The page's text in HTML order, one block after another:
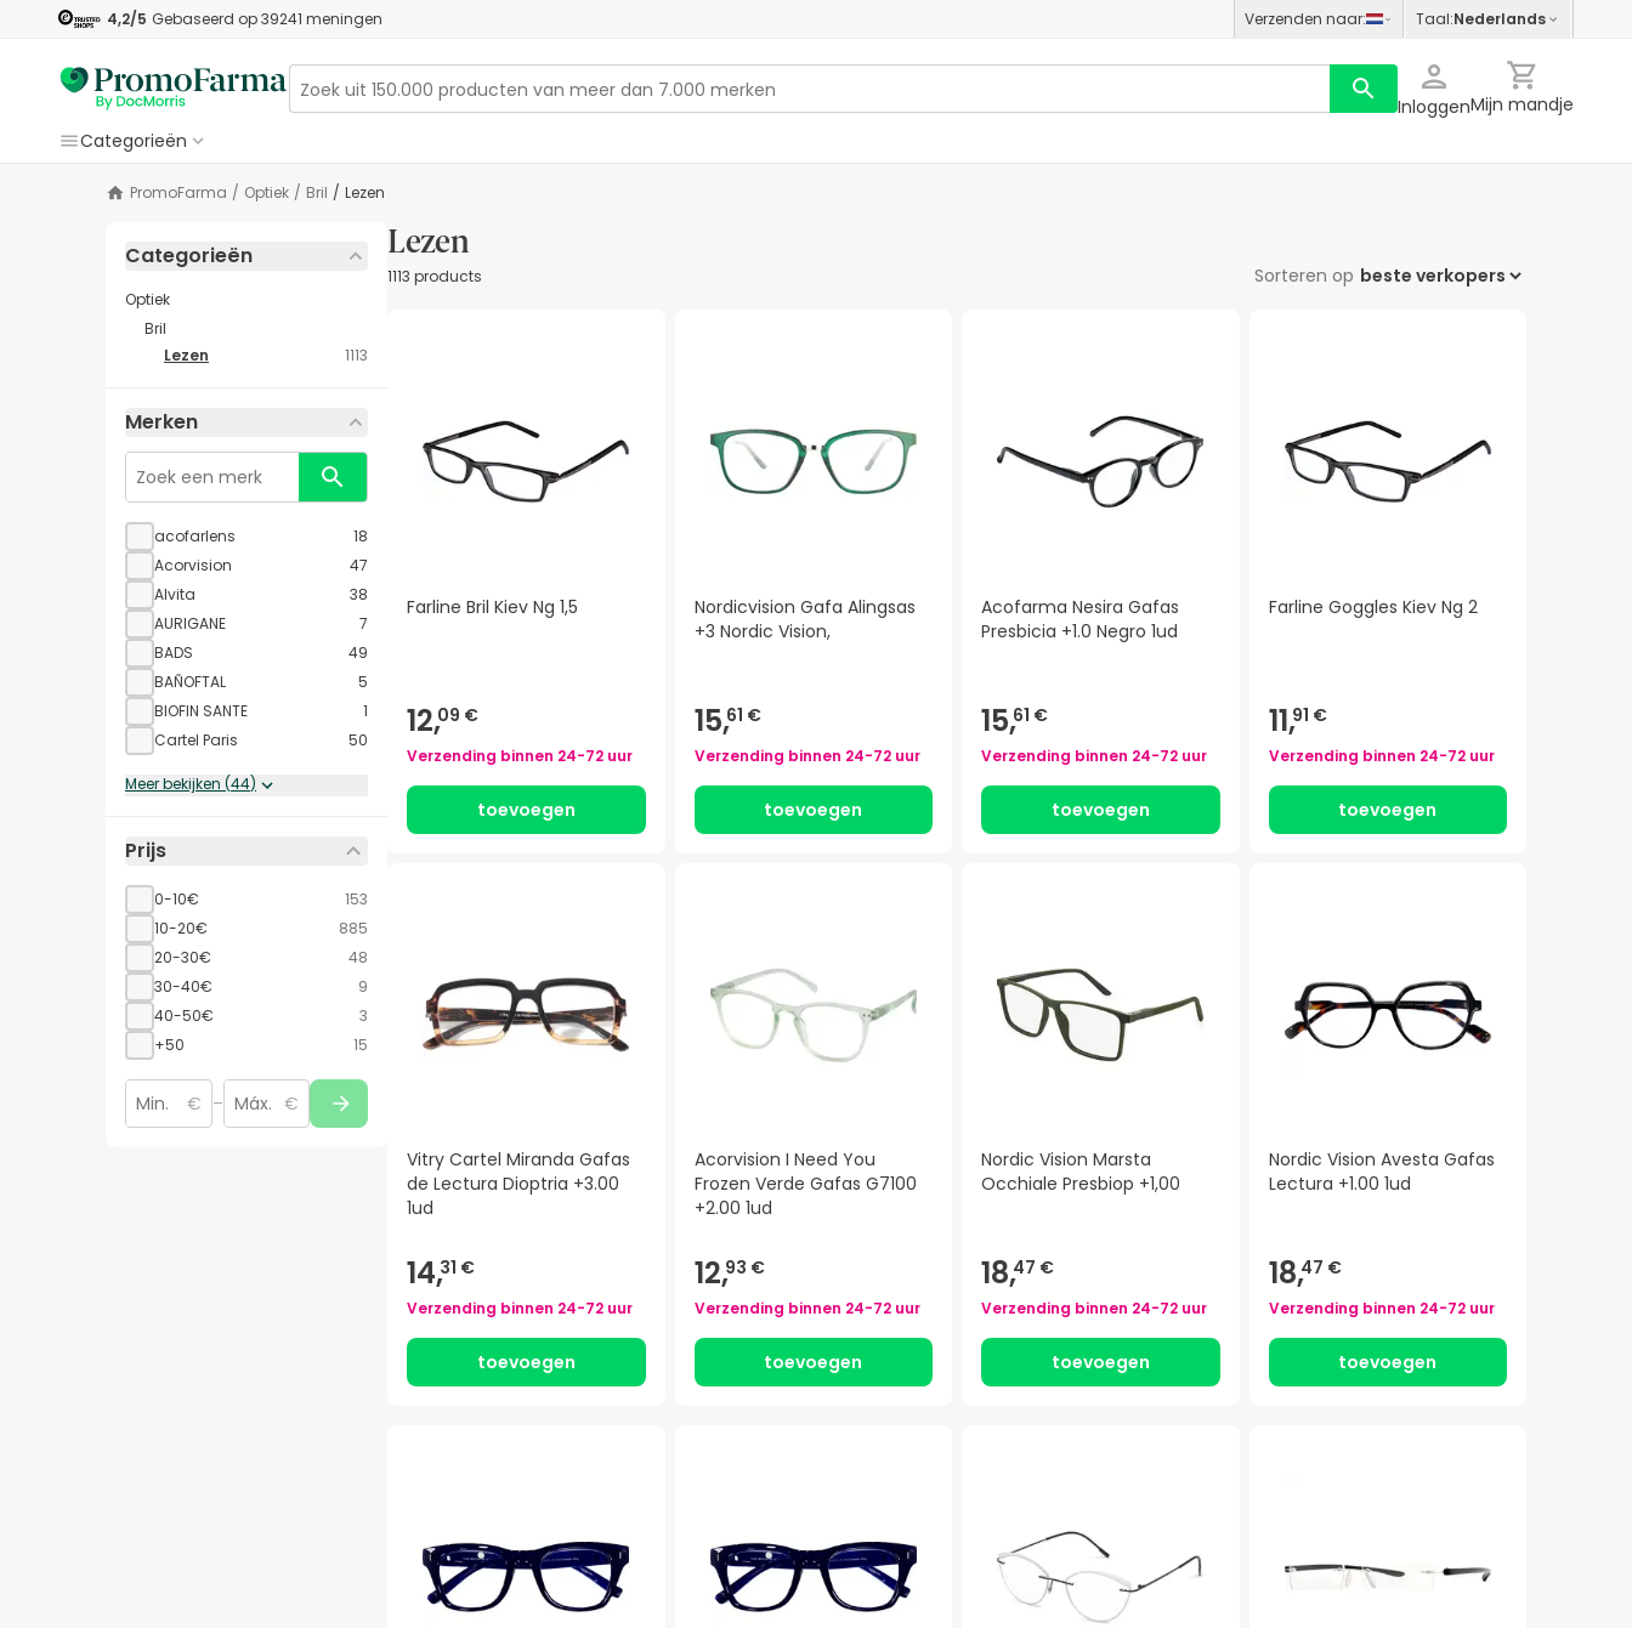
4,2/5 Gebaseerd op39241 meningen Verzenden naar: Taal:Nederlands
InloggenMijn mandje
Categorieën
PromoFarma / Optiek / Bril / Lezen
Categorieën
Optiek
Bril
Lezen
1113
Merken
acofarlens
18
Acorvision
47
Alvita
38
AURIGANE
7
BADS
49
BAÑOFTAL
5
BIOFIN SANTE
1
Cartel Paris
50
Meer bekijken (44)
Prijs
0-10€
153
10-20€
885
20-30€
48
30-40€
9
40-50€
3
+50
15
€ – €
Lezen
1113 products Sorteren op
Farline Bril Kiev Ng 1,5
12,09 €
Verzending binnen 24-72 uur
toevoegen
Nordicvision Gafa Alingsas
+3 Nordic Vision,
15,61 €
Verzending binnen 24-72 uur
toevoegen
Acofarma Nesira Gafas
Presbicia +1.0 Negro 1ud
15,61 €
Verzending binnen 24-72 uur
toevoegen
Farline Goggles Kiev Ng 2
11,91 €
Verzending binnen 24-72 uur
toevoegen
Vitry Cartel Miranda Gafas
de Lectura Dioptria +3.00
1ud
14,31 €
Verzending binnen 24-72 uur
toevoegen
Acorvision I Need You
Frozen Verde Gafas G7100
+2.00 1ud
12,93 €
Verzending binnen 24-72 uur
toevoegen
Nordic Vision Marsta
Occhiale Presbiop +1,00
18,47 €
Verzending binnen 24-72 uur
toevoegen
Nordic Vision Avesta Gafas
Lectura +1.00 1ud
18,47 €
Verzending binnen 24-72 uur
toevoegen